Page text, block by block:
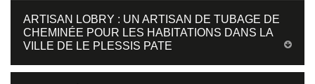
ARTISAN LOBRY : UN ARTISAN DE TUBAGE DE
CHEMINÉE POUR LES HABITATIONS DANS LA
VILLE DE LE PLESSIS PATE